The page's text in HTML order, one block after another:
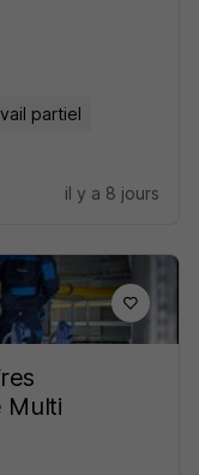
partiel
il y a 8 jours
Multi